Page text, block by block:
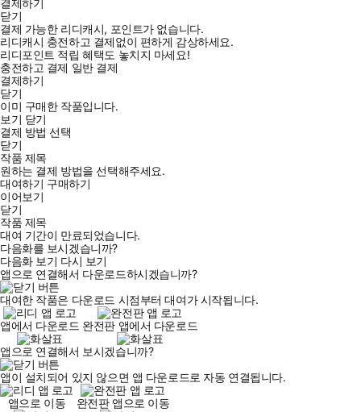
결제하기
닫기
결제 가능한 리디캐시, 포인트가 없습니다.
리디캐시 충전하고 결제없이 편하게 감상하세요.
리디포인트 적립 혜택도 놓치지 마세요!
충전하고 결제 일반 결제
결제하기
닫기
이미 구매한 작품입니다.
보기 닫기
결제 방법 선택
닫기
작품 제목
원하는 결제 방법을 선택해주세요.
대여하기 구매하기
이어보기
닫기
작품 제목
대여 기간이 만료되었습니다.
다음화를 보시겠습니까?
다음화 보기 다시 보기
앱으로 연결해서 다운로드하시겠습니까?
대여한 작품은 다운로드 시점부터 대여가 시작됩니다.
앱에서 다운로드 완전판 앱에서 다운로드
앱으로 연결해서 보시겠습니까?
앱이 설치되어 있지 않으면 앱 다운로드로 자동 연결됩니다.
앱으로 이동
완전판 앱으로 이동